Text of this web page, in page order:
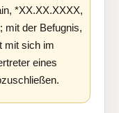
*XX.XX.XXXX,
mit der Befugnis,
mit sich im
eines